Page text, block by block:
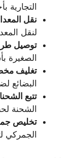
نقل
لنقل
توصيل
الصغيرة
تغليف
البضائع
تتبع
الشحنة
تخليص
الجمركي